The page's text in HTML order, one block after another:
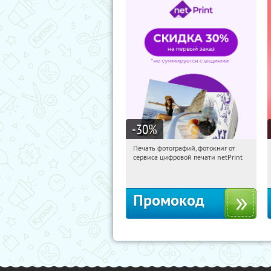
-30%
10:40:51 Получили:
Печать фотографий, фотокниг от
сервиса цифровой печати netPrint
Промокод